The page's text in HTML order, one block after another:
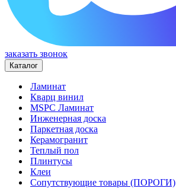
заказать звонок
Каталог
Ламинат
Кварц винил
MSPC Ламинат
Инженерная доска
Паркетная доска
Керамогранит
Теплый пол
Плинтусы
Клеи
Сопутствующие товары (ПОРОГИ)